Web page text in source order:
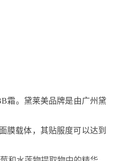
霜。黛莱美品牌是由广州黛
膜载体，其贴服度可以达到